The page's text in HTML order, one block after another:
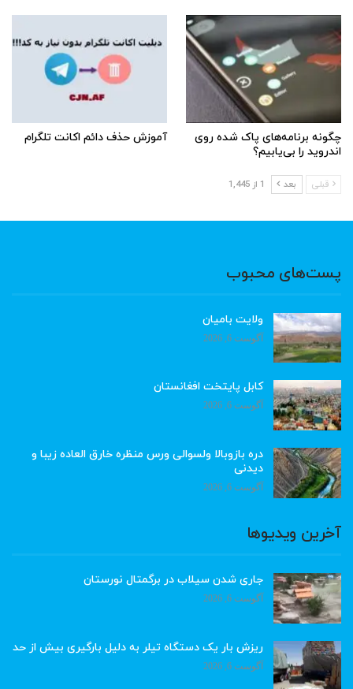
چگونه برنامه‌های پاک شده روی
اندروید را بی‌یابیم؟
آموزش حذف دائم اکانت تلگرام
قبلی بعد 1 از 1,445
پست‌های محبوب
ولایت بامیان
آگوست 6, 2026
کابل پایتخت افغانستان
آگوست 6, 2026
دره بازوبالا ولسوالی ورس منظره خارق العاده زیبا و
دیدنی
آگوست 6, 2026
آخرین ویدیوها
جاری شدن سیلاب در برگمتال نورستان
آگوست 6, 2026
ریزش بار یک دستگاه تیلر به دلیل بارگیری بیش از حد
آگوست 6, 2026